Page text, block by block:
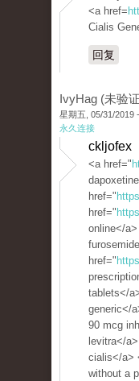
<a href=
Cialis
回复
IvyHag (未验
星期五, 05/31/2019
永久连接
ckljofex
<a href="
href="
href="
online</
href="
tablets</
generic</
90 mcg
levitra</
cialis</a>
without a